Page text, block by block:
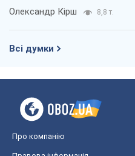
Олександр Кірш 8,8 т.
Всі думки
Про компанію